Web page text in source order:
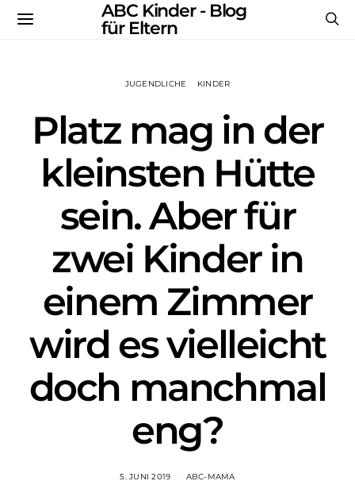
ABC Kinder - Blog
für Eltern
JUGENDLICHE KINDER
Platz mag in der
kleinsten Hütte
sein. Aber für
zwei Kinder in
einem Zimmer
wird es vielleicht
doch manchmal
eng?
5. JUNI 2019 ABC-MAMA